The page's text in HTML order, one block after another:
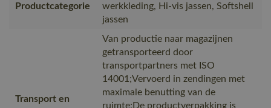
Productcategorie
werkkleding, Hi-vis jassen, Softshell
jassen
Transport en
Van productie naar magazijnen
getransporteerd door
transportpartners met ISO
14001;Vervoerd in zendingen met
maximale benutting van de
ruimte;De productverpakking is